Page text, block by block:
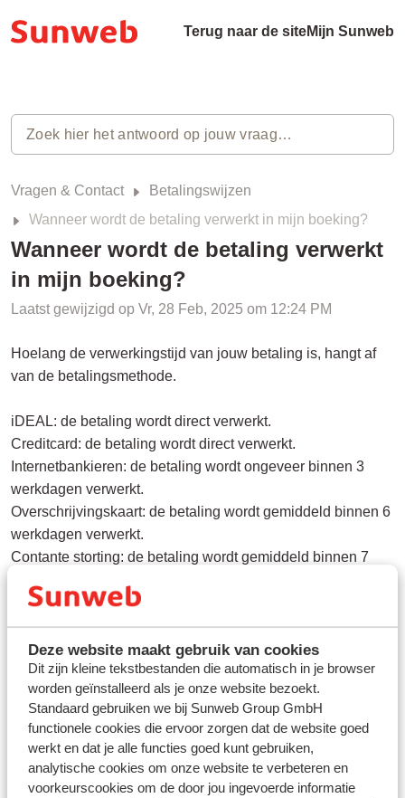
Deze website maakt gebruik van cookies
Dit zijn kleine tekstbestanden die automatisch in je browser
worden geïnstalleerd als je onze website bezoekt.
Standaard gebruiken we bij Sunweb Group GmbH
functionele cookies die ervoor zorgen dat de website goed
werkt en dat je alle functies goed kunt gebruiken,
analytische cookies om onze website te verbeteren en
voorkeurscookies om de door jou ingevoerde informatie
Terug naar de siteMijn Sunweb
Vragen & Contact
Betalingswijzen
Wanneer wordt de betaling verwerkt in mijn boeking?
Wanneer wordt de betaling verwerkt
in mijn boeking?
Laatst gewijzigd op Vr, 28 Feb, 2025 om 12:24 PM
Hoelang de verwerkingstijd van jouw betaling is, hangt af
van de betalingsmethode.
iDEAL: de betaling wordt direct verwerkt.
Creditcard: de betaling wordt direct verwerkt.
Internetbankieren: de betaling wordt ongeveer binnen 3
werkdagen verwerkt.
Overschrijvingskaart: de betaling wordt gemiddeld binnen 6
werkdagen verwerkt.
Contante storting: de betaling wordt gemiddeld binnen 7
Na ontvangst en verwerking van jouw betaling ontvang je
een bevestiging per e-mail. Ook kun je dit terugzien in
Sunweb.
Vragen over hetzelfde onderwerp
Wat zijn de betaalmogelijkheden?